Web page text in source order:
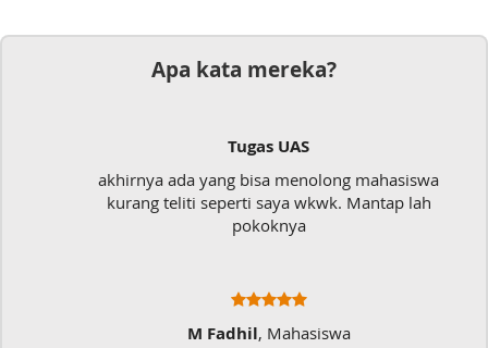
Apa kata mereka?
Tugas UAS
akhirnya ada yang bisa menolong mahasiswa
kurang teliti seperti saya wkwk. Mantap lah
pokoknya
, Mahasiswa